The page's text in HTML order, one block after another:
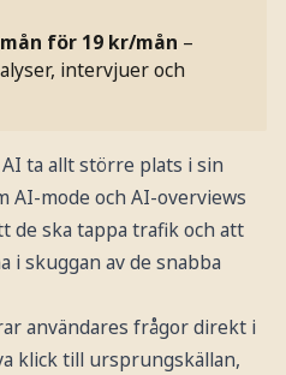
för 19 kr/mån –
intervjuer och
ta allt större plats i sin
AI-mode och AI-overviews
de ska tappa trafik och att
i skuggan av de snabba
användares frågor direkt i
klick till ursprungskällan,